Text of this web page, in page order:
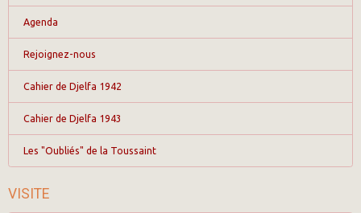
Agenda
Rejoignez-nous
Cahier de Djelfa 1942
Cahier de Djelfa 1943
Les "Oubliés" de la Toussaint
VISITE